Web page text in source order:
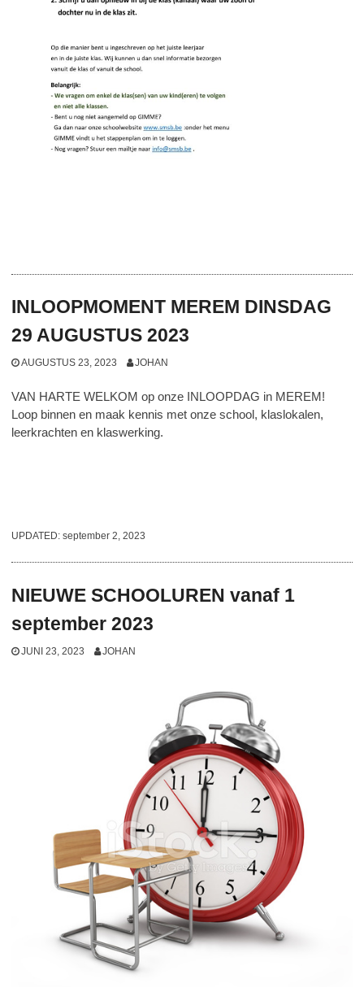
INLOOPMOMENT MEREM DINSDAG
29 AUGUSTUS 2023
AUGUSTUS 23, 2023 JOHAN
VAN HARTE WELKOM op onze INLOOPDAG in MEREM!
Loop binnen en maak kennis met onze school, klaslokalen,
leerkrachten en klaswerking.
UPDATED:september 2, 2023
NIEUWE SCHOOLUREN vanaf 1
september 2023
JUNI 23, 2023 JOHAN